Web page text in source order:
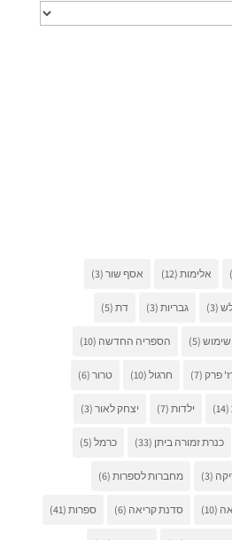
אלימות(12) אסף שור(3)
(3) גבריות(3) דת(5)
שימוש(5) הספריה החדשה (10)
פרק(7) חרגול(10) טרור(6)
(14) ילדות(7) יצחק לאור(3)
כנרת זמורה ביתן (33) כרמל(5)
(3) מחברות לספרות(6)
(10) סדנת קריאה (6) ספרות(41)